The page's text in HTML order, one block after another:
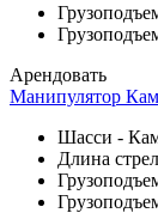
Арендовать
Манипулятор
Шасси -
Длина